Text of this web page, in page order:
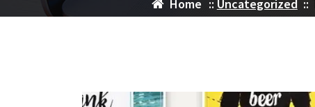
Home :: Uncategorized::